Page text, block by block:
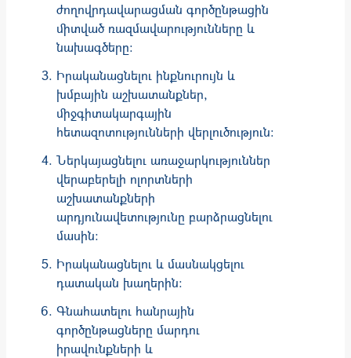
ժողովրդավարացման գործընթացին
միտված ռազմավարությունները և
նախագծերը։
Իրականացնելու ինքնուրույն և
խմբային աշխատանքներ,
միջգիտակարգային
հետազոտությունների վերլուծություն։
Ներկայացնելու առաջարկություններ
վերաբերելի ոլորտների
աշխատանքների
արդյունավետությունը բարձրացնելու
մասին։
Իրականացնելու և մասնակցելու
դատական խաղերին։
Գնահատելու հանրային
գործընթացները մարդու
իրավունքների և